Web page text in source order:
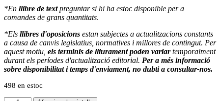
*En llibre de textpreguntar si hi ha estoc disponible per a
comandes de grans quantitats.
*Els llibres d'oposicions estan subjectes a actualitzacions constants
a causa de canvis legislatius, normatives i millores de contingut. Per
aquest motiu, els terminis de lliurament poden variartemporalment
durant els períodes d'actualització editorial. Per a més informació
sobre disponibilitat i temps d'enviament, no dubti a consultar-nos.
498 en estoc